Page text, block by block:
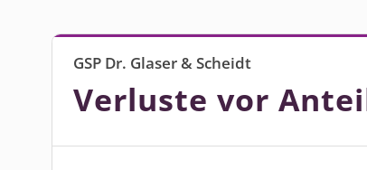
GSP Dr. Glaser & Scheidt
Verluste vor